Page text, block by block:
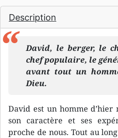
Description
David, le berger, le
chef populaire, le
avant tout un
Dieu.
David est un homme d’hier
son caractère et ses
proche de nous. Tout au